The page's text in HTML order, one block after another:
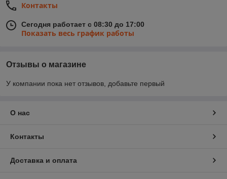
Контакты
Сегодня работает с 08:30 до 17:00
Показать весь график работы
Отзывы о магазине
У компании пока нет отзывов, добавьте первый
О нас
Контакты
Доставка и оплата